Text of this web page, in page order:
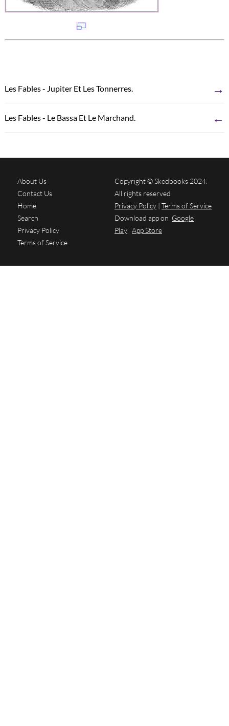
Les Fables - Jupiter Et Les Tonnerres. →
Les Fables - Le Bassa Et Le Marchand. ←
About Us
Contact Us
Home
Search
Privacy Policy
Terms of Service
Copyright © Skedbooks 2024.
All rights reserved
Privacy Policy | Terms of Service
Download app on Google
Play App Store